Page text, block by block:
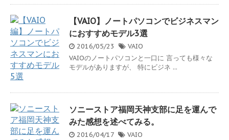
【VAIO】ノートパソコンでビジネスマン
におすすめモデル3選
2016/05/23
VAIO
VAIOのノートパソコンと一口に 言っても様々な
モデルがありますが、 特にビジネ ...
ソニーストア福岡天神支部に足を運んで
みた感想を述べてみる。
2016/04/17
VAIO